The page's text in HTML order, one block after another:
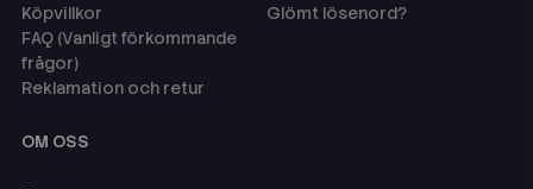
Köpvillkor
FAQ (Vanligt förkommande
frågor)
Reklamation och retur
Glömt lösenord?
OM OSS